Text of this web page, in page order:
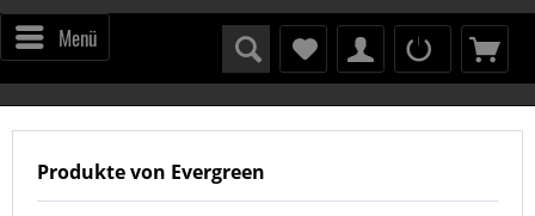
Menü
Produkte von Evergreen